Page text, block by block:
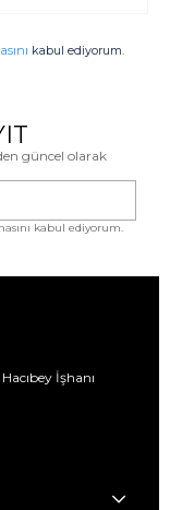
kabul ediyorum.
güncel olarak
kabul ediyorum.
İşhanı